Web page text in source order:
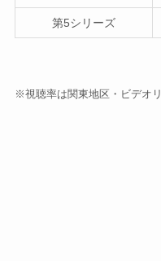
第5シリーズ
※視聴率は関東地区・ビデオ